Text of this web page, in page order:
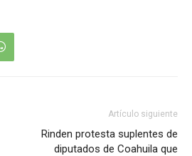
Artículo siguiente
Rinden protesta suplentes de
diputados de Coahuila que